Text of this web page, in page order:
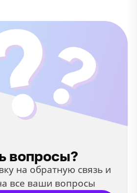
вопросы?
на обратную связь и
все ваши вопросы